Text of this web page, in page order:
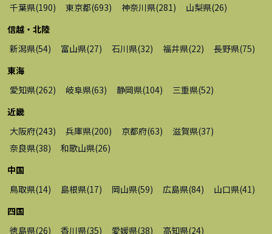
千葉県(190) 東京都(693) 神奈川県(281 ) 山梨県(26)
信越・北陸
新潟県(54) 富山県(27) 石川県(32) 福井県(22) 長野県(75)
東海
愛知県(262) 岐阜県(63) 静岡県(104) 三重県(52)
近畿
大阪府(243) 兵庫県(200) 京都府(63) 滋賀県(37)
奈良県(38) 和歌山県(26)
中国
鳥取県(14) 島根県(17) 岡山県(59) 広島県(84) 山口県(41 )
四国
徳島県(26) 香川県(35) 愛媛県(38) 高知県(24)